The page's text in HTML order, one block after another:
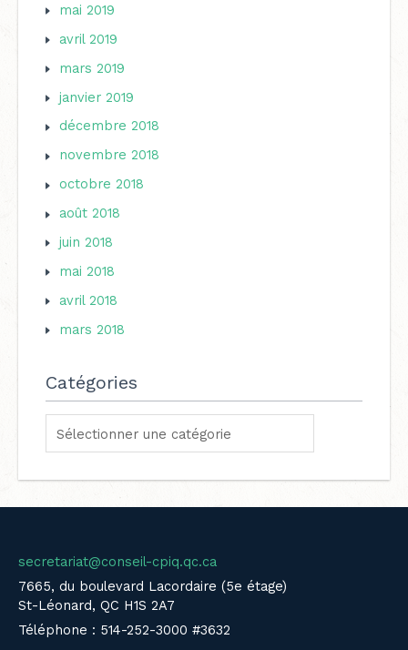
mai 2019
avril 2019
mars 2019
janvier 2019
décembre 2018
novembre 2018
octobre 2018
août 2018
juin 2018
mai 2018
avril 2018
mars 2018
Catégories
secretariat@conseil-cpiq.qc.ca
7665, du boulevard Lacordaire (5e étage)
St-Léonard, QC H1S 2A7
Téléphone : 514-252-3000 #3632